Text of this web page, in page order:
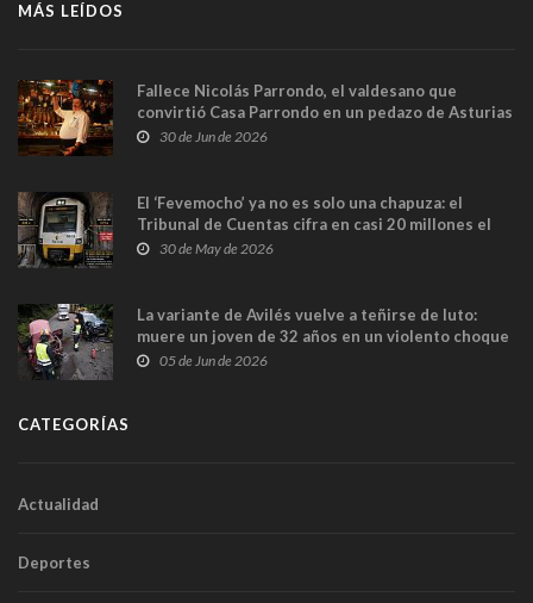
MÁS LEÍDOS
Fallece Nicolás Parrondo, el valdesano que
convirtió Casa Parrondo en un pedazo de Asturias
en Madrid
30 de Jun de 2026
El ‘Fevemocho’ ya no es solo una chapuza: el
Tribunal de Cuentas cifra en casi 20 millones el
sobrecoste de los trenes que no cabían por los
30 de May de 2026
La variante de Avilés vuelve a teñirse de luto:
muere un joven de 32 años en un violento choque
frontal
05 de Jun de 2026
CATEGORÍAS
Actualidad
Deportes